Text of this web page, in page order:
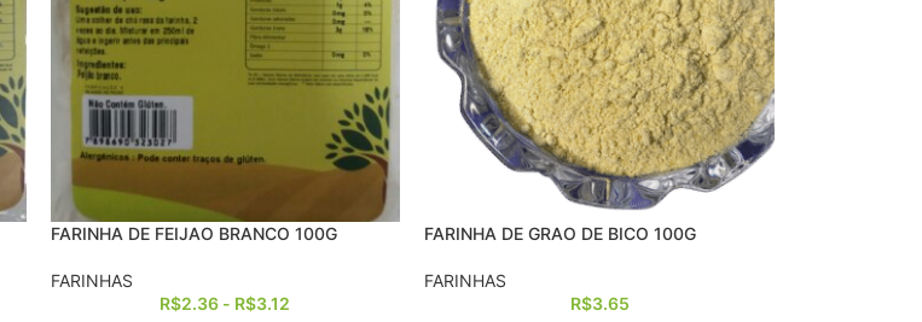
FARINHA DE FEIJAO BRANCO 100G
FARINHAS
R$2.36 - R$3.12
FARINHA DE GRAO DE BICO 100G
FARINHAS
R$3.65